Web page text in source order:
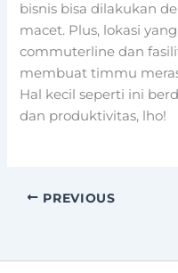
bisnis bisa dilakukan
macet. Plus, lokasi
commuterline dan
membuat timmu
Hal kecil seperti ini
dan produktivitas, lho!
PREVIOUS